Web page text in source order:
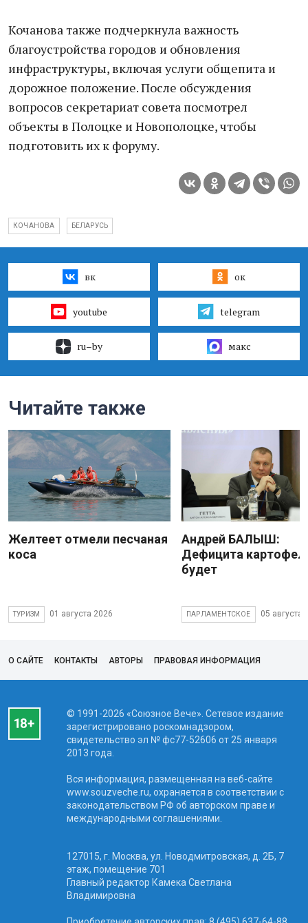
Кочанова также подчеркнула важность
благоустройства городов и обновления
инфраструктуры, включая услуги общепита и
дорожное положение. После обсуждения
вопросов секретариат совета посмотрел
объекты в Полоцке и Новополоцке, чтобы
подготовить их к форуму.
КОЧАНОВА БЕЛАРУСЬ
вк ок
youtube telegram
ru–by макс
Читайте также
Желтеет отмели песчаная
коса
ТУРИЗМ 01 августа 2026
Андрей БАЛЫШ:
Дефицита
будет
ПАРЛАМЕНТСКОЕ 05 августа
О САЙТЕ КОНТАКТЫ АВТОРЫ ПРАВОВАЯ ИНФОРМАЦИЯ
© 1991-2026 «Союзное Вече». Сетевое издание
зарегистрировано роскомнадзором,
свидетельство эл № фc77-52606 от 25 января
2013 года.
Вся информация, размещенная на веб-сайте
www.souzveche.ru, охраняется в соответствии с
законодательством РФ об авторском праве и
международными соглашениями.
127015, г. Москва, ул. Новодмитровская, д. 2Б, 7
этаж, помещение 701
Главный редактор Камека Светлана
Владимировна